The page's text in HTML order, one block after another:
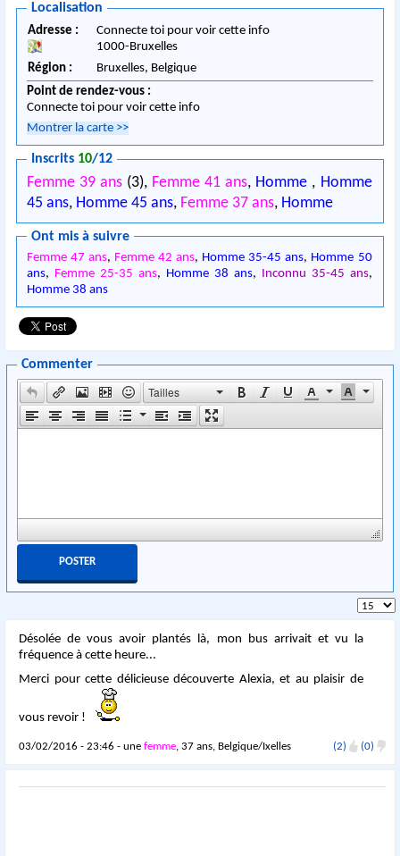
Localisation
Adresse :
Connecte toi pour voir cette info
1000-Bruxelles
Région :
Bruxelles, Belgique
Point de rendez-vous :
Connecte toi pour voir cette info
Montrer la carte >>
Inscrits 10/12
Femme 39 ans (3), Femme 41 ans, Homme , Homme
45 ans, Homme 45 ans, Femme 37 ans, Homme
Ont mis à suivre
Femme 47 ans, Femme 42 ans, Homme 35-45 ans, Homme 50
ans, Femme 25-35 ans, Homme 38 ans, Inconnu 35-45 ans,
Homme 38 ans
Commenter
Tailles
Désolée de vous avoir plantés là, mon bus arrivait et vu la
fréquence à cette heure...
Merci pour cette délicieuse découverte Alexia, et au plaisir de
vous revoir !
03/02/2016 - 23:46 - unefemme, 37 ans, Belgique/Ixelles (2) (0)